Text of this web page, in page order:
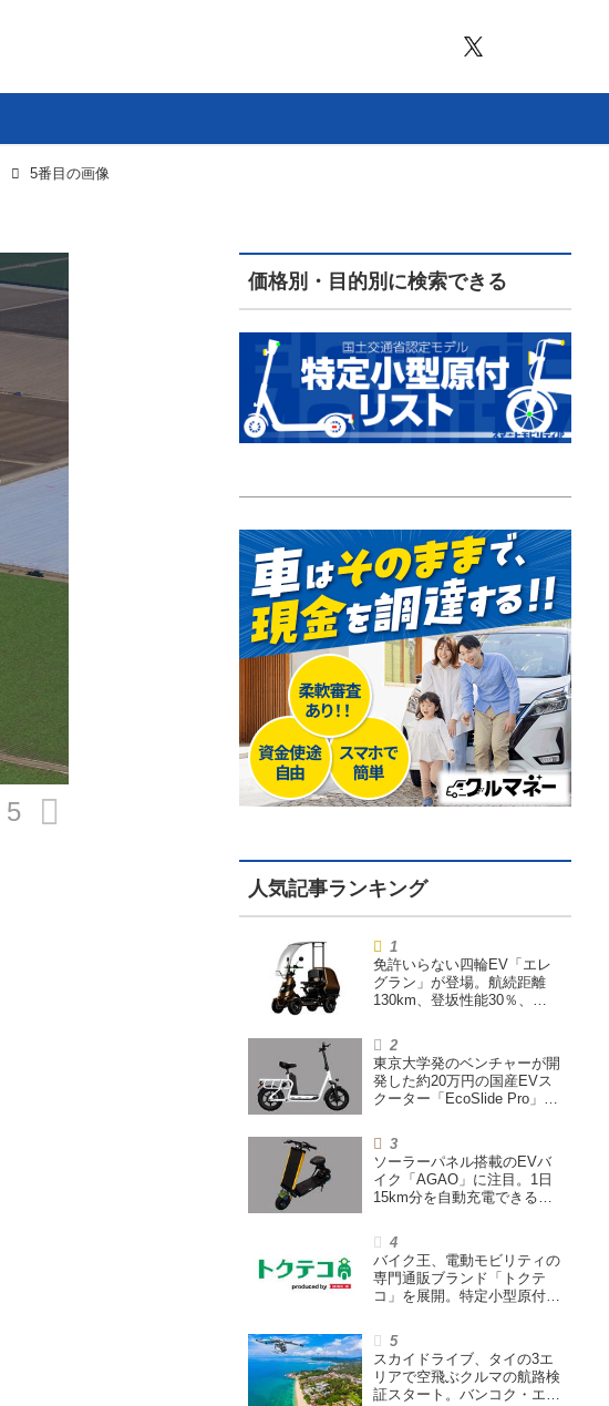
5番目の画像
価格別・目的別に検索できる
免許いらない四輪EV「エレ
グラン」が登場。航続距離
130km、登坂性能30％、
東京大学発のベンチャーが開
発した約20万円の国産EVス
クーター「EcoSlide Pro」が
ハイパワー特定小型原付
ソーラーパネル搭載のEVバ
イク「AGAO」に注目。1日
15km分を自動充電できる
バイク王、電動モビリティの
専門通販ブランド「トクテ
コ」を展開。特定小型原付や
スカイドライブ、タイの3エ
リアで空飛ぶクルマの航路検
証スタート。バンコク・エア